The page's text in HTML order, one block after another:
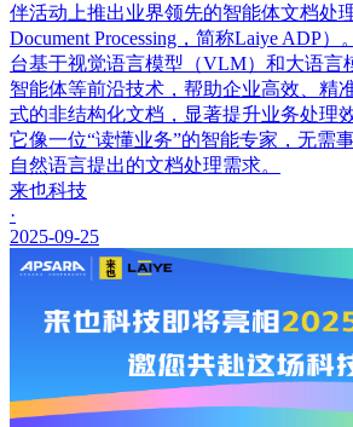
伴活动上推出业界领先的智能体文档处
Document Processing，简称Laiye ADP
台基于视觉语言模型（VLM）和大语言
智能体等前沿技术，帮助企业高效、精
式的非结构化文档，显著提升业务处理
它像一位“读懂业务”的智能专家，无需
自然语言提出的文档处理需求。
来也科技
·
2025-09-25